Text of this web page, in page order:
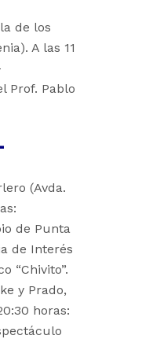
de los
A las 11
Prof. Pablo
(Avda.
de Punta
de Interés
“Chivito”.
y Prado,
horas: